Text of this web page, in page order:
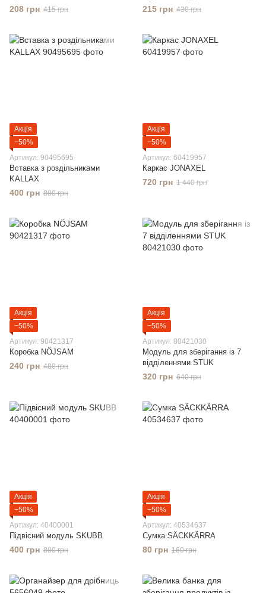
208 грн 415 грн 215 грн 430 грн
Акція
−50%
Артикул: 90495695
Вставка з роздільниками
KALLAX
400 грн 800 грн
Акція
−50%
Артикул: 60419957
Каркас JONAXEL
720 грн 1 440 грн
Акція
−50%
Артикул: 90421317
Коробка NÖJSAM
240 грн 480 грн
Акція
−50%
Артикул: 80421030
Модуль для зберігання із 7
відділеннями STUK
320 грн 640 грн
Акція
−50%
Артикул: 40400001
Підвісний модуль SKUBB
400 грн 800 грн
Акція
−50%
Артикул: 40534637
Сумка SÄCKKÄRRA
80 грн 160 грн